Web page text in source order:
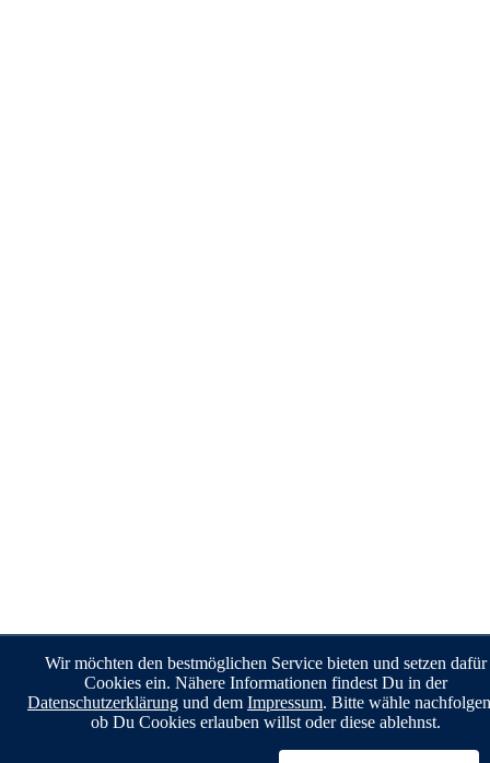
Wir möchten den bestmöglichen Service bieten und setzen dafür
Cookies ein. Nähere Informationen findest Du in der
Datenschutzerklärung und dem Impressum. Bitte wähle
ob Du Cookies erlauben willst oder diese ablehnst.